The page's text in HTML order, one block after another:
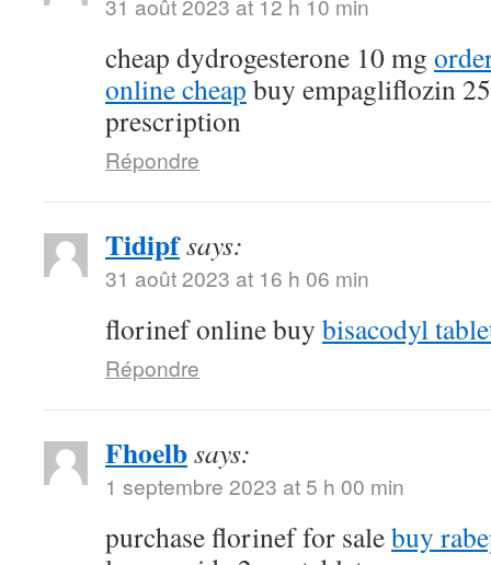
31 août 2023 at 12 h 10 min
cheap dydrogesterone 10 mg
online cheap buy empagliflozin
prescription
Répondre
Tidipfsays:
31 août 2023 at 16 h 06 min
florinef online buy bisacodyl
Répondre
Fhoelbsays:
1 septembre 2023 at 5 h 00 min
purchase florinef for salebuy